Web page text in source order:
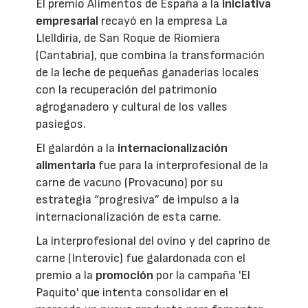
El premio Alimentos de España a la iniciativa
empresarial recayó en la empresa La
Llelldiría, de San Roque de Riomiera
(Cantabria), que combina la transformación
de la leche de pequeñas ganaderías locales
con la recuperación del patrimonio
agroganadero y cultural de los valles
pasiegos.
El galardón a la internacionalización
alimentaria fue para la interprofesional de la
carne de vacuno (Provacuno) por su
estrategia “progresiva” de impulso a la
internacionalización de esta carne.
La interprofesional del ovino y del caprino de
carne (Interovic) fue galardonada con el
premio a la promoción por la campaña 'El
Paquito' que intenta consolidar en el